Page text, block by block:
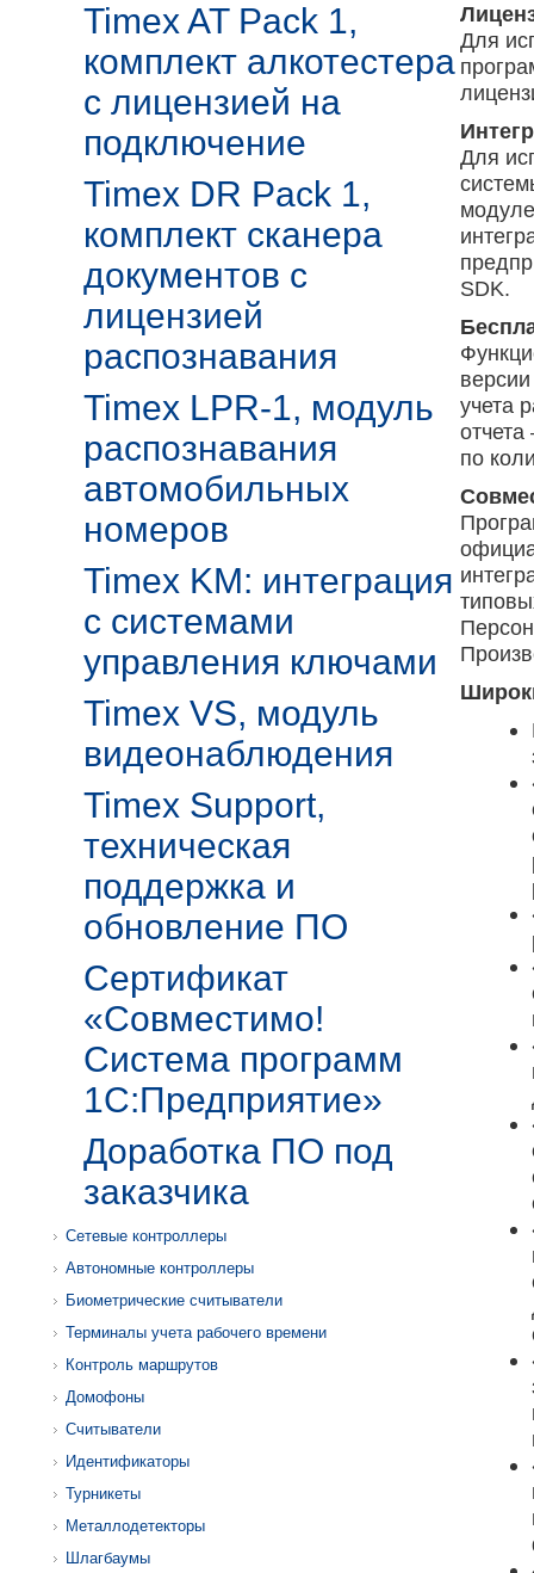
Timex AT Pack 1,
комплект алкотестера
с лицензией на
подключение
Timex DR Pack 1,
комплект сканера
документов с
лицензией
распознавания
Timex LPR-1, модуль
распознавания
автомобильных
номеров
Timex KM: интеграция
с системами
управления ключами
Timex VS, модуль
видеонаблюдения
Timex Support,
техническая
поддержка и
обновление ПО
Сертификат
«Совместимо!
Система программ
1С:Предприятие»
Доработка ПО под
заказчика
Сетевые контроллеры
Автономные контроллеры
Биометрические считыватели
Терминалы учета рабочего времени
Контроль маршрутов
Домофоны
Считыватели
Идентификаторы
Турникеты
Металлодетекторы
Шлагбаумы
Для
Для
SDK.
учета
отчета
по